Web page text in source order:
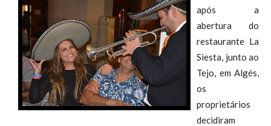
após a
abertura do
restaurante La
Siesta, junto ao
Tejo, em Algés,
os
proprietários
decidiram